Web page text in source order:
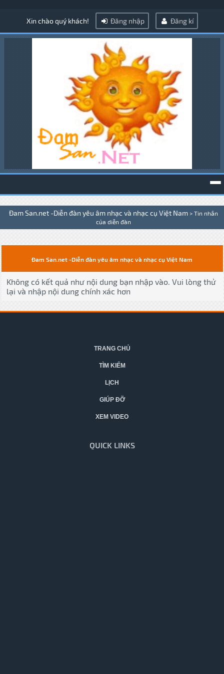
Xin chào quý khách! Đăng nhập Đăng kí
Đam San.net -Diễn đàn yêu âm nhạc và nhạc cụ Việt Nam > Tin nhắn
của diễn đàn
Đam San.net -Diễn đàn yêu âm nhạc và nhạc cụ Việt Nam
Không có kết quả như nội dung bạn nhập vào. Vui lòng thử
lại và nhập nội dung chính xác hơn
TRANG CHỦ
TÌM KIẾM
LỊCH
GIÚP ĐỠ
XEM VIDEO
QUICK LINKS